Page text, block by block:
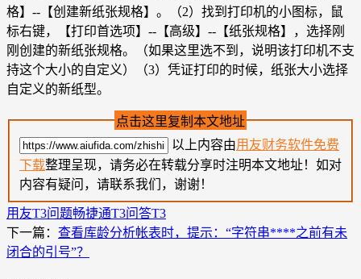
格】--【创建新纸张规格】。（2）找到打印机的小图标，鼠
标右键，【打印首选项】--【高级】--【纸张规格】，选择刚
刚创建的新纸张规格。（如果这里选不到，说明该打印机不支
持这个大小的自定义）（3）凭证打印的时候，纸张大小选择
自定义的新纸型。
点击这里复制本文地址
以上内容由用友财务软件免费
下载整理呈现，请务必在转载分享时注明本文地址！如对
内容有疑问，请联系我们，谢谢！
用友T3问题畅捷通T3问答T3
下一篇： 查看库龄分析帐表时，提示：“字符串****之前有未
闭合的引号”？